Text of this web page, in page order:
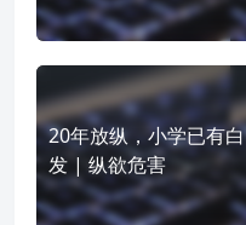
20年放纵，小学已有白
发 | 纵欲危害